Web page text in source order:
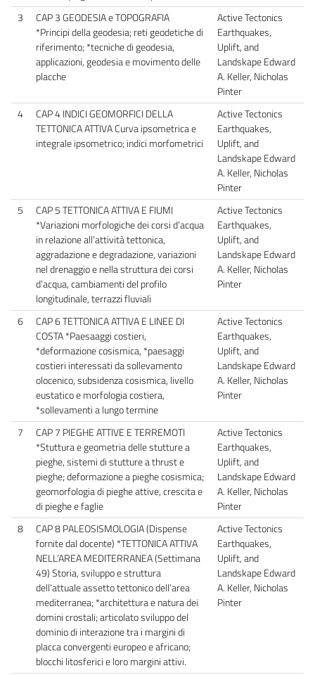
3
CAP 3 GEODESIA e TOPOGRAFIA
*Principi della geodesia; reti geodetiche di
riferimento; *tecniche di geodesia,
applicazioni, geodesia e movimento delle
placche
Active Tectonics
Earthquakes,
Uplift, and
Landskape Edward
A. Keller, Nicholas
Pinter
4
CAP 4 INDICI GEOMORFICI DELLA
TETTONICA ATTIVA Curva ipsometrica e
integrale ipsometrico; indici morfometrici
Active Tectonics
Earthquakes,
Uplift, and
Landskape Edward
A. Keller, Nicholas
Pinter
5
CAP 5 TETTONICA ATTIVA E FIUMI
*Variazioni morfologiche dei corsi d’acqua
in relazione all’attività tettonica,
aggradazione e degradazione, variazioni
nel drenaggio e nella struttura dei corsi
d’acqua, cambiamenti del profilo
longitudinale, terrazzi fluviali
Active Tectonics
Earthquakes,
Uplift, and
Landskape Edward
A. Keller, Nicholas
Pinter
6
CAP 6 TETTONICA ATTIVA E LINEE DI
COSTA *Paesaaggi costieri,
*deformazione cosismica, *paesaggi
costieri interessati da sollevamento
olocenico, subsidenza cosismica, livello
eustatico e morfologia costiera,
*sollevamenti a lungo termine
Active Tectonics
Earthquakes,
Uplift, and
Landskape Edward
A. Keller, Nicholas
Pinter
7
CAP 7 PIEGHE ATTIVE E TERREMOTI
*Stuttura e geometria delle stutture a
pieghe, sistemi di stutture a thrust e
pieghe; deformazione a pieghe cosismica;
geomorfologia di pieghe attive, crescita e
di pieghe e faglie
Active Tectonics
Earthquakes,
Uplift, and
Landskape Edward
A. Keller, Nicholas
Pinter
8
CAP 8 PALEOSISMOLOGIA (Dispense
fornite dal docente) *TETTONICA ATTIVA
NELL’AREA MEDITERRANEA (Settimana
49) Storia, sviluppo e struttura
dell’attuale assetto tettonico dell’area
mediterranea; *architettura e natura dei
domini crostali; articolato sviluppo del
dominio di interazione tra i margini di
placca convergenti europeo e africano;
blocchi litosferici e loro margini attivi.
Active Tectonics
Earthquakes,
Uplift, and
Landskape Edward
A. Keller, Nicholas
Pinter